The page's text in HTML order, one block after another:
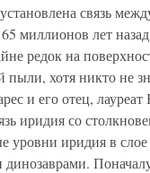
связь
миллионов лет
редок на
пыли, хотя никто не
и его отец,
иридия со
иридия в слое